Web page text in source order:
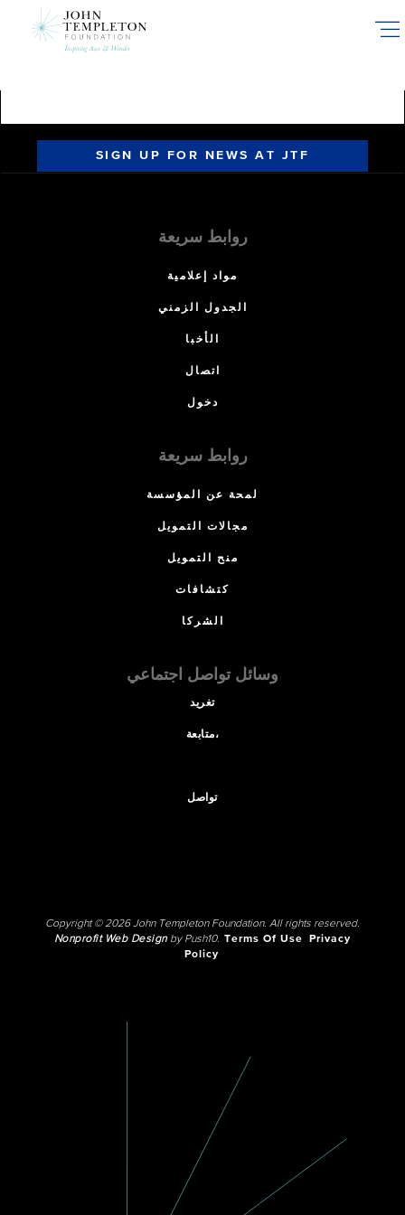
SIGN UP FOR NEWS AT JTF
روابط سريعة
مواد إعلامية
الجدول الزمني
الأخبا
اتصال
دخول
روابط سريعة
لمحة عن المؤسسة
مجالات التمويل
منح التمويل
كتشافات
الشركا
وسائل تواصل اجتماعي
تغريد
متابعة،
تواصل
Copyright © 2026 John Templeton Foundation. All rights reserved.
Nonprofit Web Designby Push10. Terms Of Use
Privacy
Policy